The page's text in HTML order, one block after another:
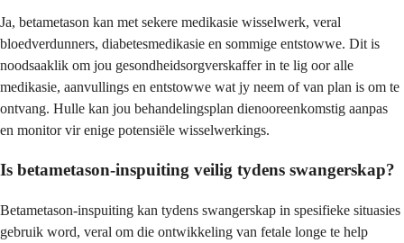
Ja, betametason kan met sekere medikasie wisselwerk, veral
bloedverdunners, diabetesmedikasie en sommige entstowwe. Dit is
noodsaaklik om jou gesondheidsorgverskaffer in te lig oor alle
medikasie, aanvullings en entstowwe wat jy neem of van plan is om te
ontvang. Hulle kan jou behandelingsplan dienooreenkomstig aanpas
en monitor vir enige potensiële wisselwerkings.
Is betametason-inspuiting veilig tydens swangerskap?
Betametason-inspuiting kan tydens swangerskap in spesifieke situasies
gebruik word, veral om die ontwikkeling van fetale longe te help